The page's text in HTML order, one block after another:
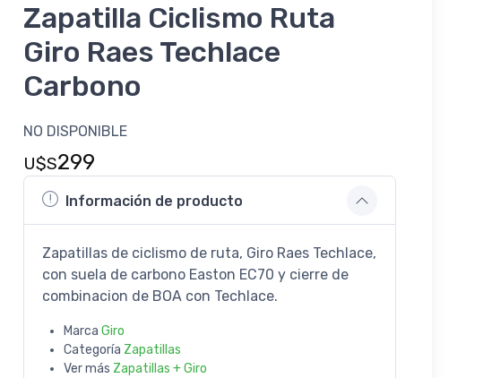
Zapatilla Ciclismo Ruta
Giro Raes Techlace
Carbono
NO DISPONIBLE
U$S299
Información de producto
Zapatillas de ciclismo de ruta, Giro Raes Techlace,
con suela de carbono Easton EC70 y cierre de
combinacion de BOA con Techlace.
Marca Giro
Categoría Zapatillas
Ver más Zapatillas + Giro